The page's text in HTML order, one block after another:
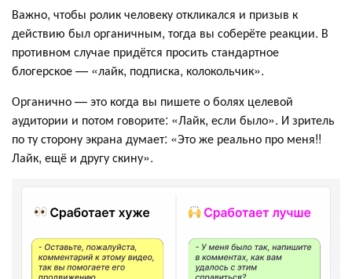
Важно, чтобы ролик человеку откликался и призыв к
действию был органичным, тогда вы соберёте реакции. В
противном случае придётся просить стандартное
блогерское — «лайк, подписка, колокольчик».
Органично — это когда вы пишете о болях целевой
аудитории и потом говорите: «Лайк, если было». И зритель
по ту сторону экрана думает: «Это же реально про меня!!
Лайк, ещё и другу скину».